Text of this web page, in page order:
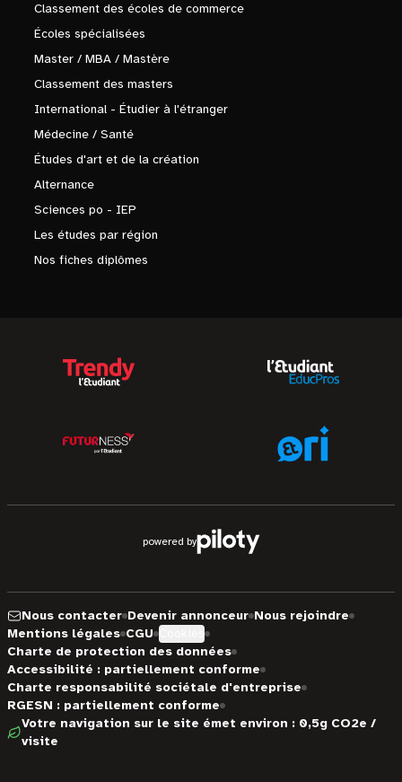
Classement des écoles de commerce
Écoles spécialisées
Master / MBA / Mastère
Classement des masters
International - Étudier à l'étranger
Médecine / Santé
Études d'art et de la création
Alternance
Sciences po - IEP
Les études par région
Nos fiches diplômes
powered by
Nous contacter Devenir annonceur Nous rejoindre
Mentions légales CGU
Charte de protection des données
Accessibilité : partiellement conforme
Charte responsabilité sociétale d'entreprise
RGESN : partiellement conforme
Votre navigation sur le site émet environ : 0,5g CO2e /
visite